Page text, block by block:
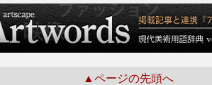
▲ページの先頭へ